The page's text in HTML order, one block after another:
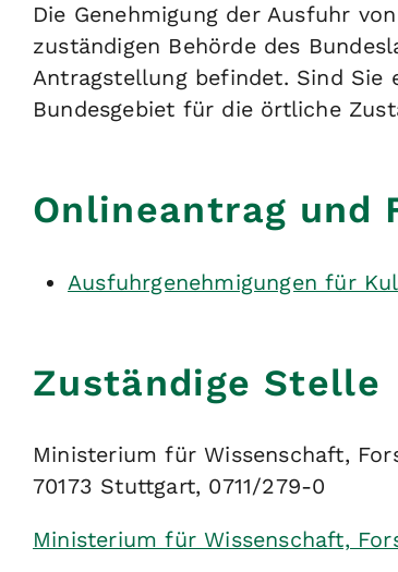
Die Genehmigung der Ausfuhr
zuständigen Behörde des
Antragstellung befindet. Sind Sie
Bundesgebiet für die örtliche
Onlineantrag und
Ausfuhrgenehmigungen für
Zuständige Stelle
Ministerium für Wissenschaft,
70173 Stuttgart, 0711/279-0
Ministerium für Wissenschaft,